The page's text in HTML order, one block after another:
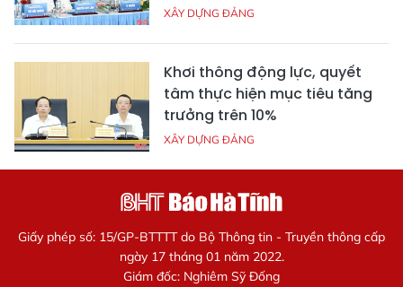
XÂY DỰNG ĐẢNG
Khơi thông động lực, quyết
tâm thực hiện mục tiêu tăng
trưởng trên 10%
XÂY DỰNG ĐẢNG
Giấy phép số: 15/GP-BTTTT do Bộ Thông tin - Truyền thông cấp
ngày 17 tháng 01 năm 2022.
Giám đốc: Nghiêm Sỹ Đống